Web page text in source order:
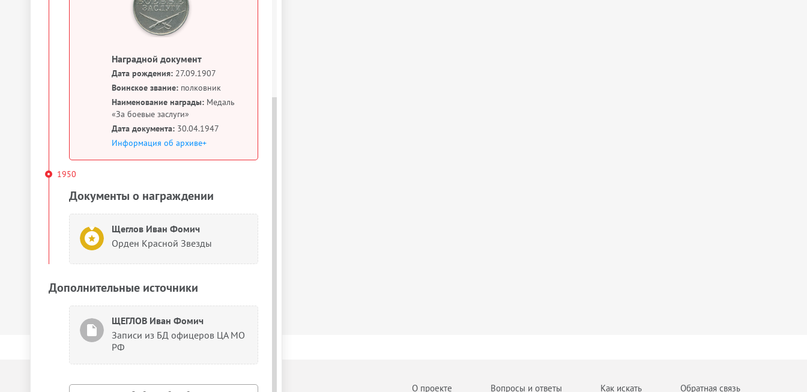
Наградной документ
Дата рождения: 27.09.1907
Воинское звание: полковник
Наименование награды: Медаль
«За боевые заслуги»
Дата документа: 30.04.1947
Информация об архиве+
1950
Документы о награждении
Щеглов Иван Фомич
Орден Красной Звезды
Дополнительные источники
ЩЕГЛОВ Иван Фомич
Записи из БД офицеров ЦА МО
РФ
О проекте Вопросы и ответы Как искать Обратная связь